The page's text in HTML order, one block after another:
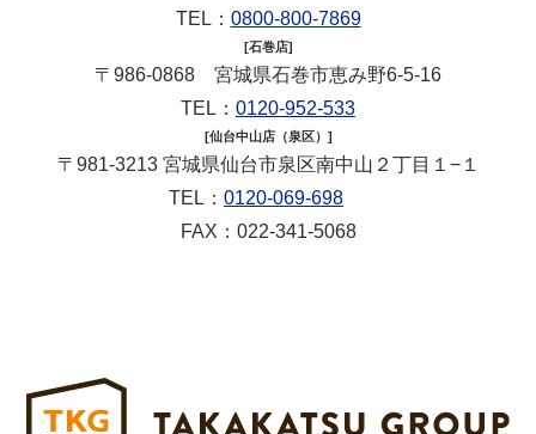
TEL： 0800-800-7869
[石巻店]
〒986-0868 宮城県石巻市恵み野6-5-16
TEL： 0120-952-533
[仙台中山店（泉区）]
〒981-3213 宮城県仙台市泉区南中山２丁目１−１
TEL： 0120-069-698
FAX：022-341-5068